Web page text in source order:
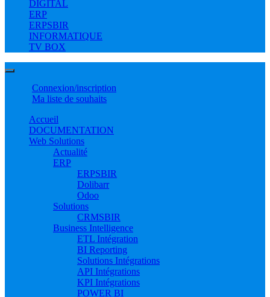
DIGITAL
ERP
ERPSBIR
INFORMATIQUE
TV BOX
Connexion/inscription
Ma liste de souhaits
Accueil
DOCUMENTATION
Web Solutions
Actualité
ERP
ERPSBIR
Dolibarr
Odoo
Solutions
CRMSBIR
Business Intelligence
ETL Intégration
BI Reporting
Solutions Intégrations
API Intégrations
KPI Intégrations
POWER BI